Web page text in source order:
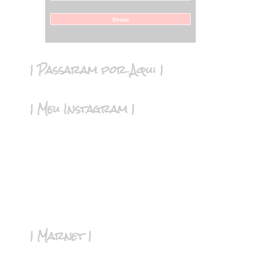
| Passaram por Aqui |
| Meu Instagram |
| Marnet |